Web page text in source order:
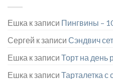
Ешка к записи Пингвины –
Сергей к записи Сэндвич
Ешка к записи Торт на день
Ешка к записи Тарталетка с